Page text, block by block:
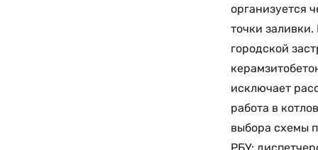
организуется
точки
городской
исключает
работа в
выбора схемы
РБУ: